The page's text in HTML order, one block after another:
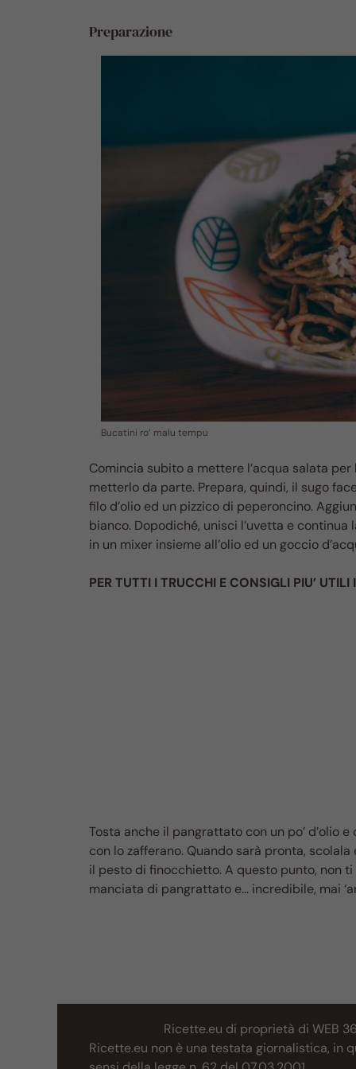
Preparazione
Bucatini ro’ malu tempu
Comincia subito a mettere l’acqua salata
metterlo da parte. Prepara, quindi, il sugo
filo d’olio ed un pizzico di peperoncino.
bianco. Dopodiché, unisci l’uvetta e
in un mixer insieme all’olio ed un goccio
PER TUTTI I TRUCCHI E CONSIGLI PIU’
Tosta anche il pangrattato con un po’ d’olio
con lo zafferano. Quando sarà pronta,
il pesto di finocchietto. A questo punto, non
manciata di pangrattato e… incredibile, mai
Ricette.eu di proprietà di WEB
Ricette.eu non è una testata giornalistica, in